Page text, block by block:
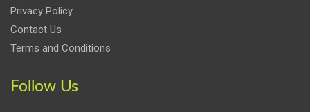
Privacy Policy
Contact Us
Terms and Conditions
Follow Us